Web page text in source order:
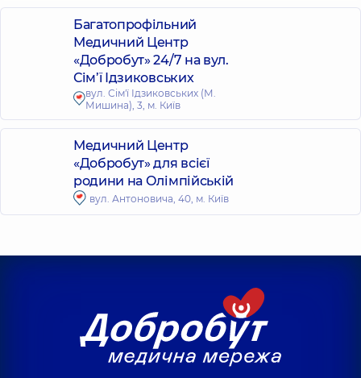
Багатопрофільний
Медичний Центр
«Добробут» 24/7 на вул.
Сім’ї Ідзиковських
вул. Сім'ї Ідзиковських (М.
Мишина), 3, м. Київ
Медичний Центр
«Добробут» для всієї
родини на Олімпійській
вул. Антоновича, 40, м. Київ